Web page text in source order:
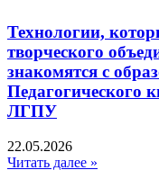
Технологии,
творческого
знакомятся с
Педагогического
ЛГПУ
22.05.2026
Читать далее »